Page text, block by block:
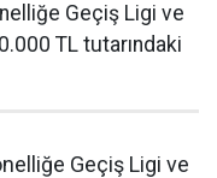
Geçiş Ligi ve
TL tutarındaki
Geçiş Ligi ve